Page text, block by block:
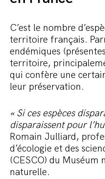
C’est le nombre
territoire français.
endémiques
territoire,
qui confère une
leur préservation.
« Si ces espèces
disparaissent pour
Romain Julliard,
d’écologie et des
(CESCO) du Muséum
naturelle.